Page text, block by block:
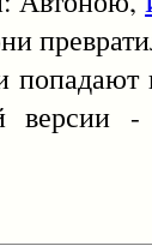
попадают
версии